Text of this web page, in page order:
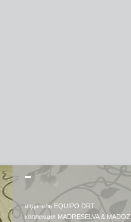
издатель EQUIPO DRT
коллекция MADRESELVA & MADOZ